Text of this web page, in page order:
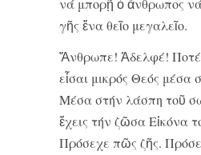
νά μπορῇ ὁ ἄνθρωπος νά
γῆς ἕνα θεῖο μεγαλεῖο.
Ἄνθρωπε! Ἀδελφέ! Ποτέ
εἶσαι μικρός Θεός μέσα
Μέσα στήν λάσπη τοῦ
ἔχεις τήν ζῶσα Εἰκόνα
Πρόσεχε πῶς ζῆς.